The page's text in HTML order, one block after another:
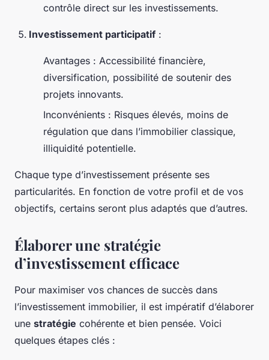
contrôle direct sur les investissements.
Investissement participatif :
Avantages : Accessibilité financière,
diversification, possibilité de soutenir des
projets innovants.
Inconvénients : Risques élevés, moins de
régulation que dans l’immobilier classique,
illiquidité potentielle.
Chaque type d’investissement présente ses
particularités. En fonction de votre profil et de vos
objectifs, certains seront plus adaptés que d’autres.
Élaborer une stratégie
d’investissement efficace
Pour maximiser vos chances de succès dans
l’investissement immobilier, il est impératif d’élaborer
une stratégie cohérente et bien pensée. Voici
quelques étapes clés :